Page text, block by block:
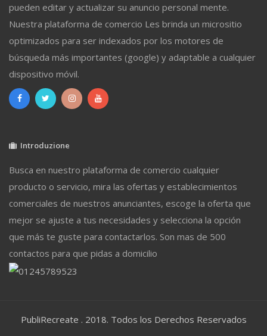
pueden editar y actualizar su anuncio personal mente.
Nuestra plataforma de comercio Les brinda un micrositio
optimizados para ser indexados por los motores de
búsqueda más importantes (google) y adaptable a cualquier
dispositivo móvil.
Introduzione
Busca en nuestro plataforma de comercio cualquier
producto o servicio, mira las ofertas y establecimientos
comerciales de nuestros anunciantes, escoge la oferta que
mejor se ajuste a tus necesidades y selecciona la opción
que más te guste para contactarlos. Son mas de 500
contactos para que pidas a domicilio
PubliRecreate . 2018. Todos los Derechos Reservados